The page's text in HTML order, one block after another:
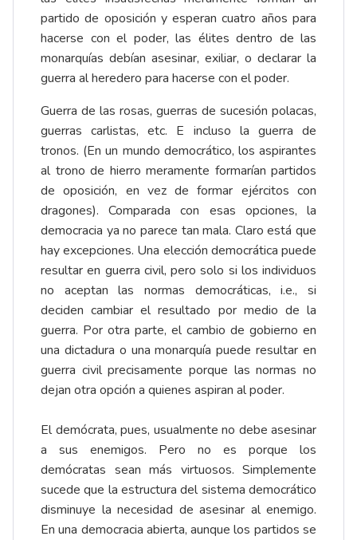
partido de oposición y esperan cuatro años para
hacerse con el poder, las élites dentro de las
monarquías debían asesinar, exiliar, o declarar la
guerra al heredero para hacerse con el poder.
Guerra de las rosas, guerras de sucesión polacas,
guerras carlistas, etc. E incluso la guerra de
tronos. (En un mundo democrático, los aspirantes
al trono de hierro meramente formarían partidos
de oposición, en vez de formar ejércitos con
dragones). Comparada con esas opciones, la
democracia ya no parece tan mala. Claro está que
hay excepciones. Una elección democrática puede
resultar en guerra civil, pero solo si los individuos
no aceptan las normas democráticas, i.e., si
deciden cambiar el resultado por medio de la
guerra. Por otra parte, el cambio de gobierno en
una dictadura o una monarquía puede resultar en
guerra civil precisamente porque las normas no
dejan otra opción a quienes aspiran al poder.
El demócrata, pues, usualmente no debe asesinar
a sus enemigos. Pero no es porque los
demócratas sean más virtuosos. Simplemente
sucede que la estructura del sistema democrático
disminuye la necesidad de asesinar al enemigo.
En una democracia abierta, aunque los partidos se